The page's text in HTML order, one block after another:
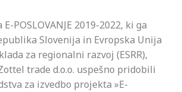
POSLOVANJE 2019-2022, ki ga
Slovenija in Evropska Unija
za regionalni razvoj (ESRR),
trade d.o.o. uspešno pridobili
za izvedbo projekta »E-